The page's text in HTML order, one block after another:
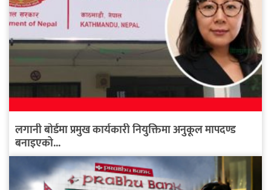
लगानी बोर्डमा प्रमुख कार्यकारी नियुक्तिमा अनुकूल मापदण्ड
बनाइएको...